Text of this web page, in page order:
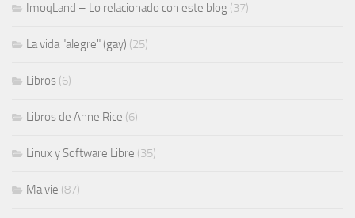
ImoqLand – Lo relacionado con este blog (37)
La vida "alegre" (gay) (25)
Libros (6)
Libros de Anne Rice (6)
Linux y Software Libre (35)
Ma vie (87)